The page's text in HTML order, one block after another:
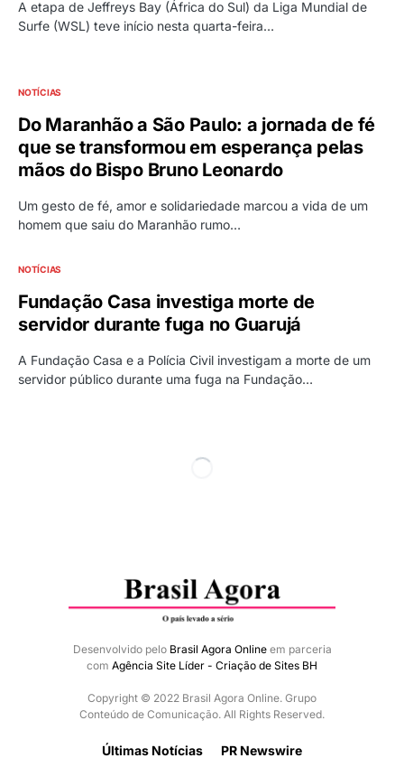
A etapa de Jeffreys Bay (África do Sul) da Liga Mundial de
Surfe (WSL) teve início nesta quarta-feira…
NOTÍCIAS
Do Maranhão a São Paulo: a jornada de fé
que se transformou em esperança pelas
mãos do Bispo Bruno Leonardo
Um gesto de fé, amor e solidariedade marcou a vida de um
homem que saiu do Maranhão rumo…
NOTÍCIAS
Fundação Casa investiga morte de
servidor durante fuga no Guarujá
A Fundação Casa e a Polícia Civil investigam a morte de um
servidor público durante uma fuga na Fundação…
Desenvolvido pelo Brasil Agora Onlineem parceria
com Agência Site Líder - Criação de Sites BH
Copyright © 2022 Brasil Agora Online. Grupo
Conteúdo de Comunicação. All Rights Reserved.
Últimas Notícias PR Newswire